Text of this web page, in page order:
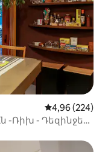
Միջին
4,96 (224)
-Ռիխ - Դեզինջեր